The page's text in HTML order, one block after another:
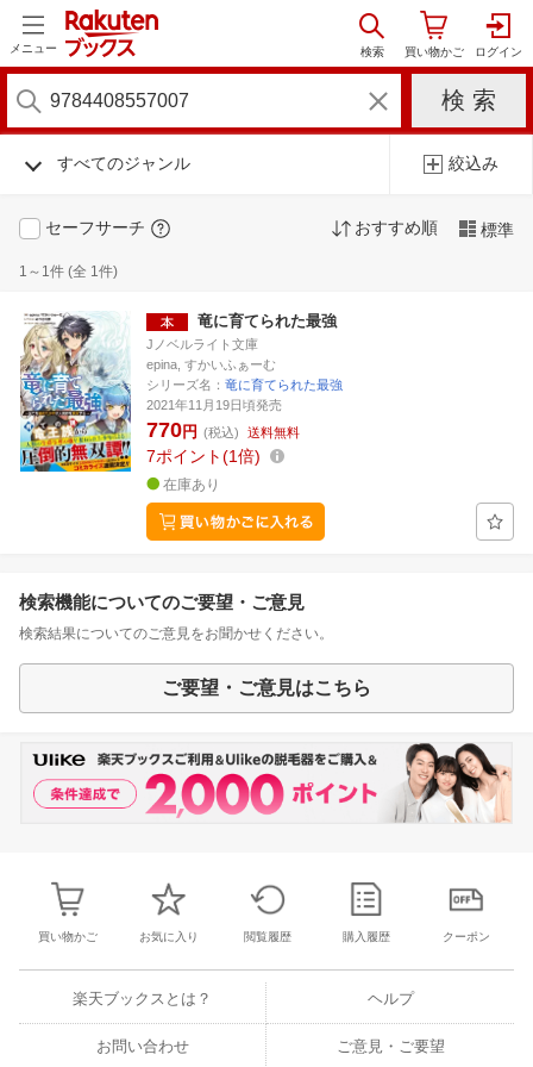
メニュー
すべてのジャンル 絞込み
セーフサーチ おすすめ順 標準
1～1件 (全 1件)
竜に育てられた最強
Jノベルライト文庫
epina, すかいふぁーむ
シリーズ名： 竜に育てられた最強
2021年11月19日頃発売
770円 (税込) 送料無料
7ポイント 1倍
在庫あり
検索機能についてのご要望・ご意見
検索結果についてのご意見をお聞かせください。
ご要望・ご意見はこちら
買い物かご お気に入り 閲覧履歴 購入履歴 クーポン
楽天ブックスとは？ ヘルプ
お問い合わせ ご意見・ご要望